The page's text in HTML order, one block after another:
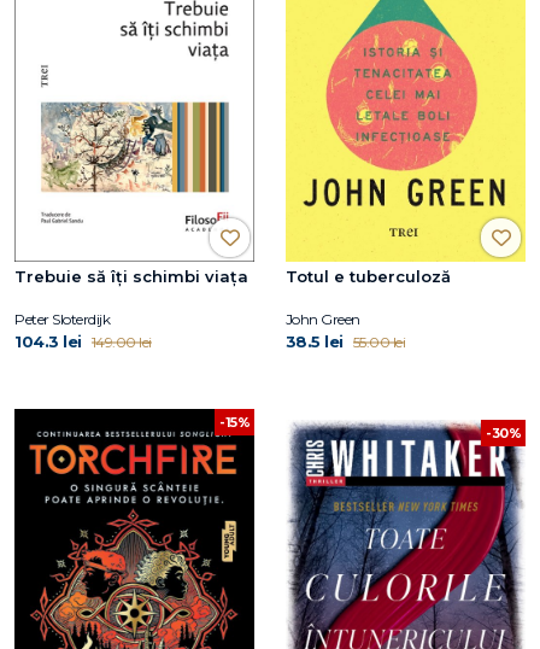
Trebuie să îți schimbi viața
Peter Sloterdijk
104.3 lei 149.00 lei
Totul e tuberculoză
John Green
38.5 lei 55.00 lei
-15%
-30%